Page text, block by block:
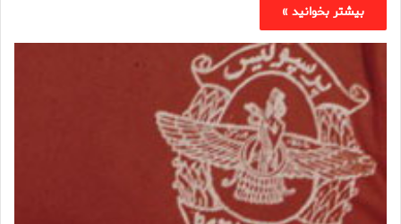
بیشتر بخوانید »